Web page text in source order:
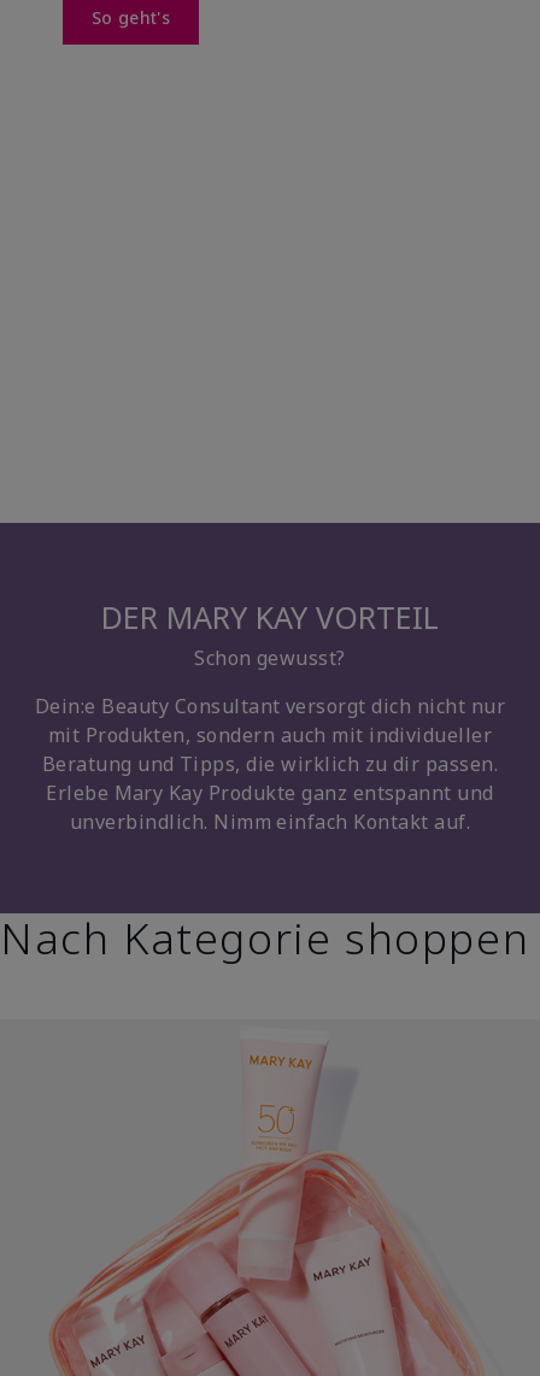
So geht's
DER MARY KAY VORTEIL
Schon gewusst?
Dein:e Beauty Consultant versorgt dich nicht nur
mit Produkten, sondern auch mit individueller
Beratung und Tipps, die wirklich zu dir passen.
Erlebe Mary Kay Produkte ganz entspannt und
unverbindlich. Nimm einfach Kontakt auf.
Nach Kategorie shoppen